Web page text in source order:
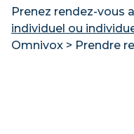
Prenez rendez-vous
individuel ou
Omnivox > Prendre